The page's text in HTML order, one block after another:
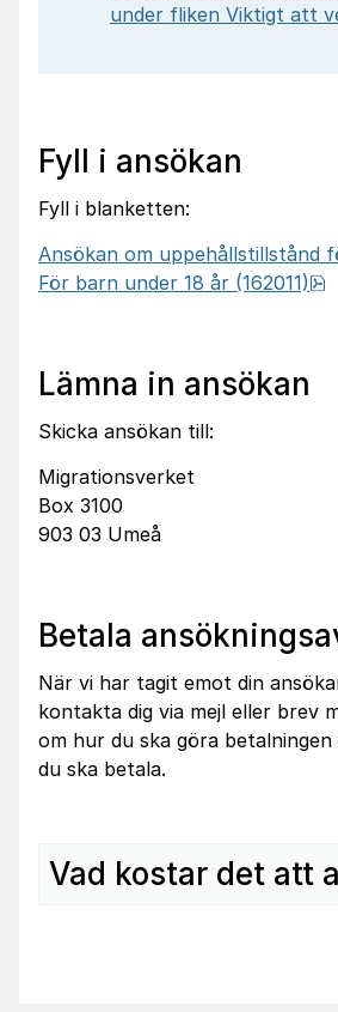
under fliken Viktigt att
Fyll i ansökan
Fyll i blanketten:
Ansökan om uppehållstillstånd
För barn under 18 år (162011)
Lämna in ansökan
Skicka ansökan till:
Migrationsverket
Box 3100
903 03 Umeå
Betala
När vi har tagit emot din
kontakta dig via mejl eller brev
om hur du ska göra
du ska betala.
Vad kostar det att